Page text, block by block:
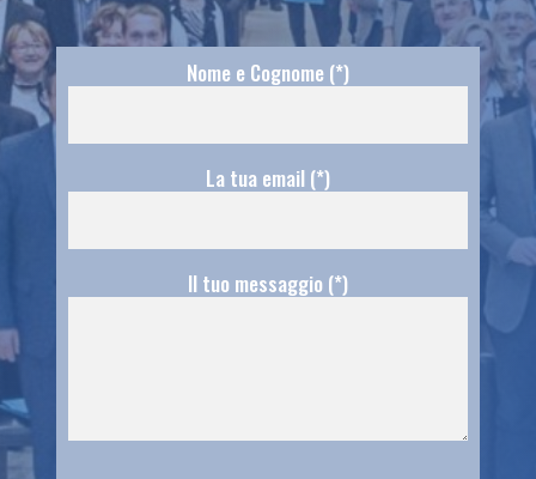
Nome e Cognome (*)
La tua email (*)
Il tuo messaggio (*)